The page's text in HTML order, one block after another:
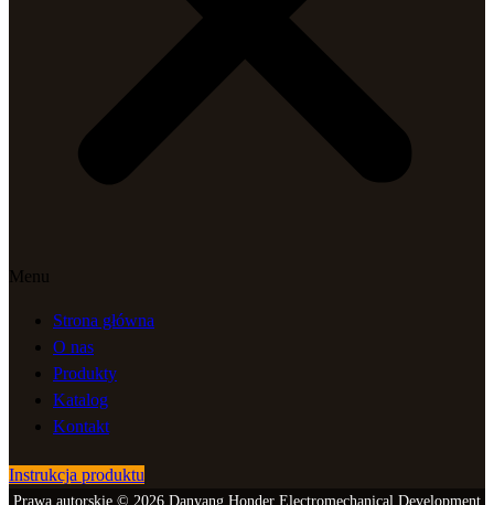
Menu
Strona główna
O nas
Produkty
Katalog
Kontakt
Instrukcja produktu
Prawa autorskie © 2026 Danyang Honder Electromechanical Development